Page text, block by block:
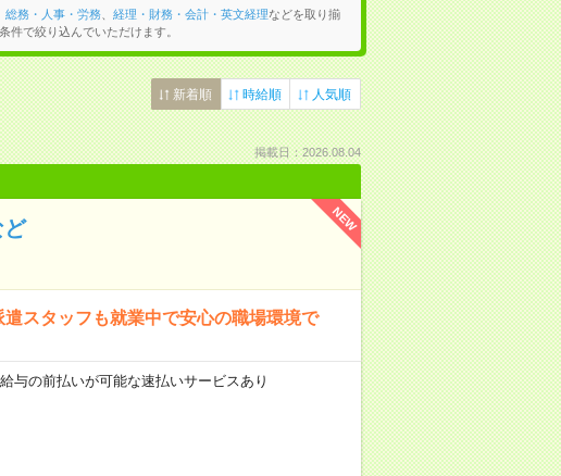
総務・人事・労務、 経理・財務・会計・英文経理などを取り揃
件で絞り込んでいただけます。
新着順 時給順 人気順
掲載日：2026.08.04
NEW
スタッフも就業中で安心の職場環境で
の前払いが可能な速払いサービスあり